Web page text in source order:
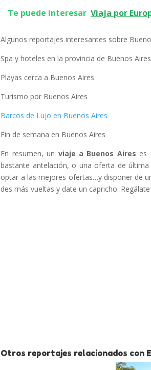
Te puede interesar Viaja por
Algunos reportajes interesantes sobre
Spa y hoteles en la provincia de Buenos Aires
Playas cerca a Buenos Aires
Turismo por Buenos Aires
Barcos de Lujo en Buenos Aires
Fin de semana en Buenos Aires
En resumen, un viaje a Buenos Aires es
bastante antelación, o una oferta de
optar a las mejores ofertas…y disponer de
des más vueltas y date un capricho.
Otros reportajes relacionados con